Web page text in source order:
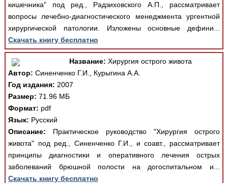
кишечника" под ред., Радзиховского А.П., рассматривает
вопросы лечебно-диагностического менеджмента ургентной
хирургической патологии. Изложены основные дефини...
Скачать книгу бесплатно
Название: Хирургия острого живота
Автор: Синенченко Г.И., Курыгина А.А.
Год издания: 2007
Размер: 71.96 МБ
Формат: pdf
Язык: Русский
Описание: Практическое руководство "Хирургия острого
живота" под ред., Синенченко Г.И., и соавт., рассматривает
принципы диагностики и оперативного лечения острых
заболеваний брюшной полости на догоспитальном и...
Скачать книгу бесплатно